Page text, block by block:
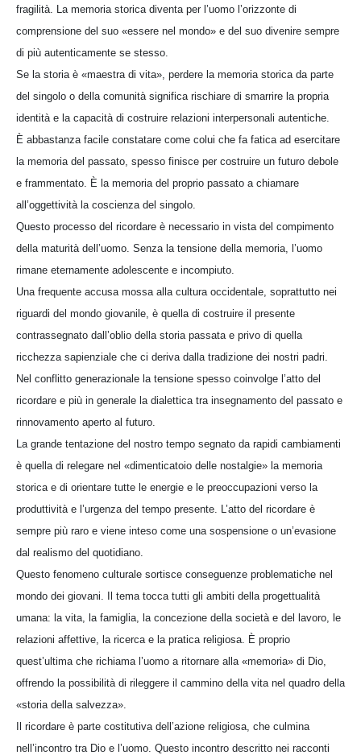
fragilità. La memoria storica diventa per l’uomo l’orizzonte di
comprensione del suo «essere nel mondo» e del suo divenire sempre
di più autenticamente se stesso.
Se la storia è «maestra di vita», perdere la memoria storica da parte
del singolo o della comunità significa rischiare di smarrire la propria
identità e la capacità di costruire relazioni interpersonali autentiche.
È abbastanza facile constatare come colui che fa fatica ad esercitare
la memoria del passato, spesso finisce per costruire un futuro debole
e frammentato. È la memoria del proprio passato a chiamare
all’oggettività la coscienza del singolo.
Questo processo del ricordare è necessario in vista del compimento
della maturità dell’uomo. Senza la tensione della memoria, l’uomo
rimane eternamente adolescente e incompiuto.
Una frequente accusa mossa alla cultura occidentale, soprattutto nei
riguardi del mondo giovanile, è quella di costruire il presente
contrassegnato dall’oblio della storia passata e privo di quella
ricchezza sapienziale che ci deriva dalla tradizione dei nostri padri.
Nel conflitto generazionale la tensione spesso coinvolge l’atto del
ricordare e più in generale la dialettica tra insegnamento del passato e
rinnovamento aperto al futuro.
La grande tentazione del nostro tempo segnato da rapidi cambiamenti
è quella di relegare nel «dimenticatoio delle nostalgie» la memoria
storica e di orientare tutte le energie e le preoccupazioni verso la
produttività e l’urgenza del tempo presente. L’atto del ricordare è
sempre più raro e viene inteso come una sospensione o un’evasione
dal realismo del quotidiano.
Questo fenomeno culturale sortisce conseguenze problematiche nel
mondo dei giovani. Il tema tocca tutti gli ambiti della progettualità
umana: la vita, la famiglia, la concezione della società e del lavoro, le
relazioni affettive, la ricerca e la pratica religiosa. È proprio
quest’ultima che richiama l’uomo a ritornare alla «memoria» di Dio,
offrendo la possibilità di rileggere il cammino della vita nel quadro della
«storia della salvezza».
Il ricordare è parte costitutiva dell’azione religiosa, che culmina
nell’incontro tra Dio e l’uomo. Questo incontro descritto nei racconti